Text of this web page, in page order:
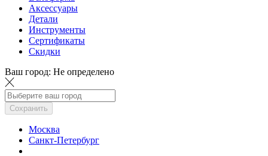
Аксессуары
Детали
Инструменты
Сертификаты
Скидки
Ваш город: Не определено
Сохранить
Москва
Санкт-Петербург